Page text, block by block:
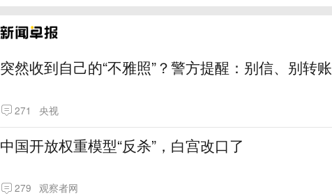
突然收到自己的“不雅照”？警方提醒：别信、别转账
271 央视
中国开放权重模型“反杀”，白宫改口了
279 观察者网